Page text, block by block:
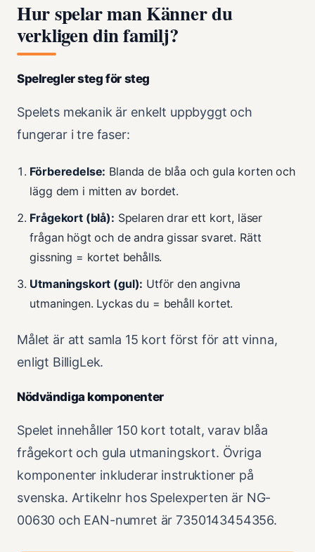
Hur spelar man Känner du
verkligen din familj?
Spelregler steg för steg
Spelets mekanik är enkelt uppbyggt och
fungerar i tre faser:
Förberedelse: Blanda de blåa och gula korten och
lägg dem i mitten av bordet.
Frågekort (blå): Spelaren drar ett kort, läser
frågan högt och de andra gissar svaret. Rätt
gissning = kortet behålls.
Utmaningskort (gul): Utför den angivna
utmaningen. Lyckas du = behåll kortet.
Målet är att samla 15 kort först för att vinna,
enligt BilligLek.
Nödvändiga komponenter
Spelet innehåller 150 kort totalt, varav blåa
frågekort och gula utmaningskort. Övriga
komponenter inkluderar instruktioner på
svenska. Artikelnr hos Spelexperten är NG-
00630 och EAN-numret är 7350143454356.